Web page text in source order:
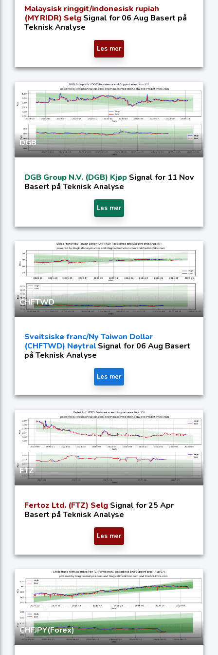
Malaysisk ringgit/indonesisk rupiah
(MYRIDR) Selg Signal for 06 Aug Basert på
Teknisk Analyse
Les mer
DGB
DGB Group N.V. (DGB) Kjøp Signal for 11 Nov
Basert på Teknisk Analyse
Les mer
CHFTWD
Sveitsiske franc/Ny Taiwan Dollar
(CHFTWD) NøytralSignal for 06 Aug Basert
på Teknisk Analyse
Les mer
FTZ
Fertoz Ltd. (FTZ) Selg Signal for 25 Apr
Basert på Teknisk Analyse
Les mer
CHFJPY(Forex)